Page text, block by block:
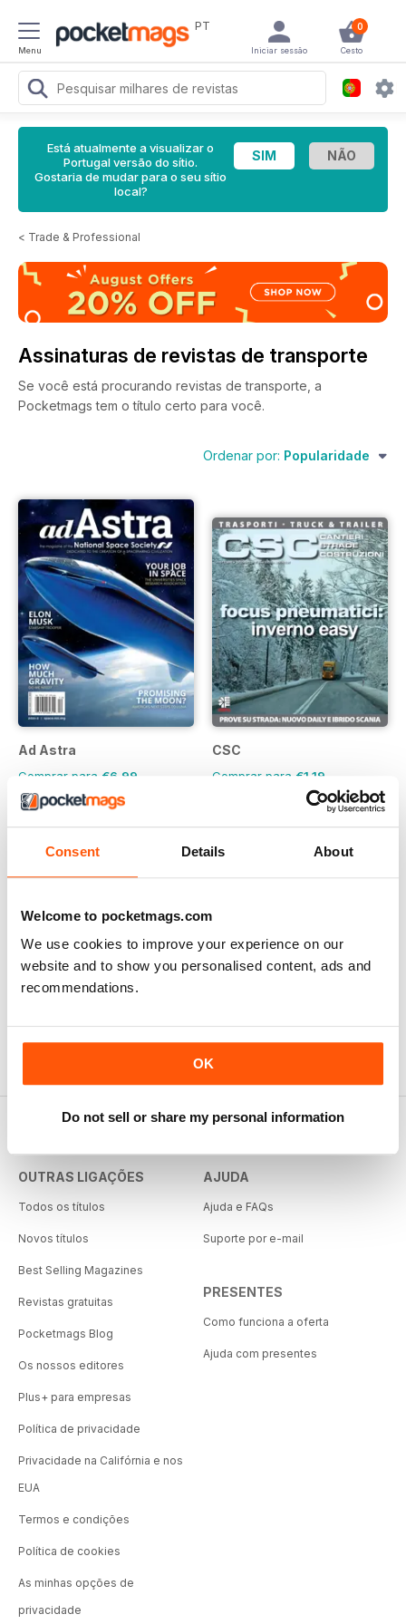
Consent Details About
Welcome to pocketmags.com
We use cookies to improve your experience on our
website and to show you personalised content, ads and
recommendations.
OK
Do not sell or share my personal information
Menu
PT 0
Cesto
Iniciar sessão
Está atualmente a visualizar o
Portugal versão do sítio.
Gostaria de mudar para o seu sítio
local?
< Trade & Professional
Assinaturas de revistas de transporte
Se você está procurando revistas de transporte, a
Pocketmags tem o título certo para você.
Ordenar por: Popularidade
Ad Astra
Comprar para €6,99
CSC
Comprar para €1,19
OUTRAS LIGAÇÕES
Todos os títulos
Novos títulos
Best Selling Magazines
Revistas gratuitas
Pocketmags Blog
Os nossos editores
Plus+ para empresas
Política de privacidade
Privacidade na Califórnia e nos
EUA
Termos e condições
Política de cookies
As minhas opções de
privacidade
AJUDA
Ajuda e FAQs
Suporte por e-mail
PRESENTES
Como funciona a oferta
Ajuda com presentes